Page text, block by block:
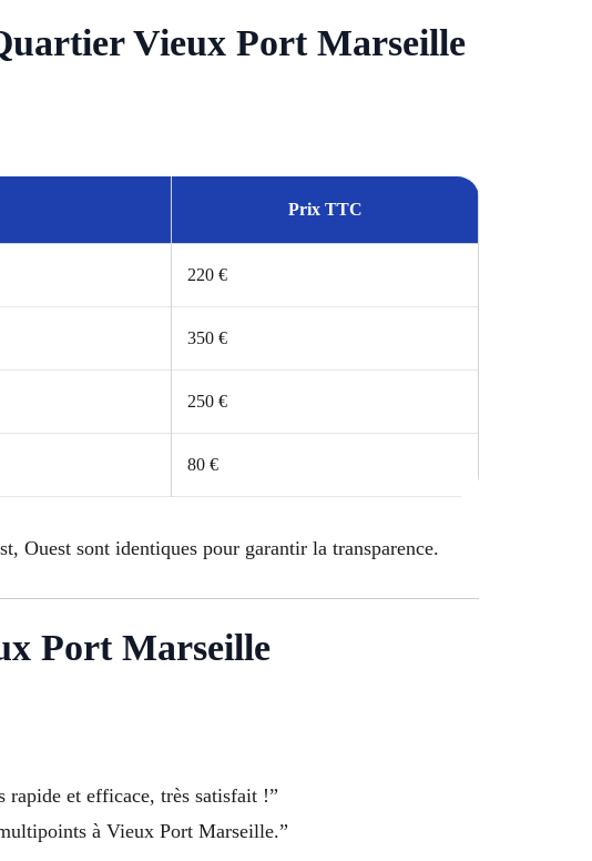
Vieux Port Marseille
Prix TTC
220 €
350 €
250 €
80 €
Ouest sont identiques pour garantir la transparence.
Port Marseille
et efficace, très satisfait !”
à Vieux Port Marseille.”